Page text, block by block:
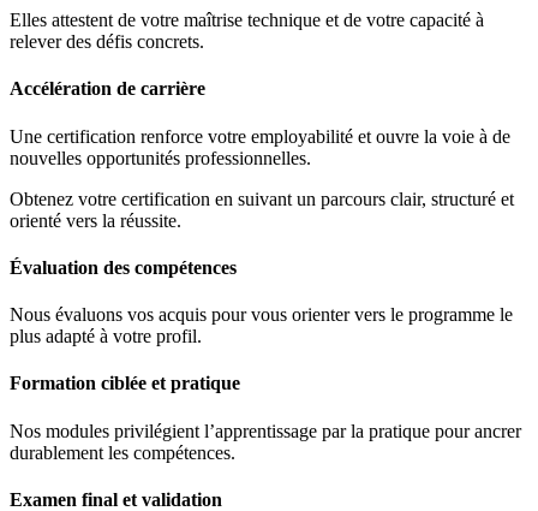
Elles attestent de votre maîtrise technique et de votre capacité à
relever des défis concrets.
Accélération de carrière
Une certification renforce votre employabilité et ouvre la voie à de
nouvelles opportunités professionnelles.
Obtenez votre certification en suivant un parcours clair, structuré et
orienté vers la réussite.
Évaluation des compétences
Nous évaluons vos acquis pour vous orienter vers le programme le
plus adapté à votre profil.
Formation ciblée et pratique
Nos modules privilégient l’apprentissage par la pratique pour ancrer
durablement les compétences.
Examen final et validation